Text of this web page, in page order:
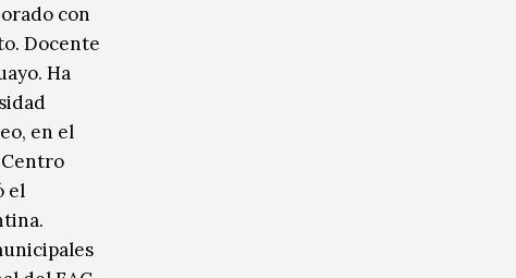
con
Docente
Ha
en el
Centro
el